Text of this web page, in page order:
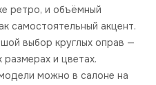
ретро, и объёмный
самостоятельный акцент.
выбор круглых оправ —
и цветах.
можно в салоне на